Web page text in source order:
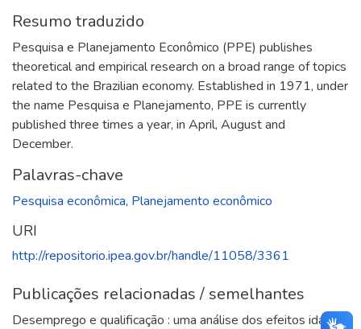
Resumo traduzido
Pesquisa e Planejamento Econômico (PPE) publishes
theoretical and empirical research on a broad range of topics
related to the Brazilian economy. Established in 1971, under
the name Pesquisa e Planejamento, PPE is currently
published three times a year, in April, August and
December.
Palavras-chave
Pesquisa econômica, Planejamento econômico
URI
http://repositorio.ipea.gov.br/handle/11058/3361
Publicações relacionadas / semelhantes
Desemprego e qualificação : uma análise dos efeitos idade,